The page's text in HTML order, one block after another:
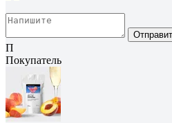
П
Покупатель